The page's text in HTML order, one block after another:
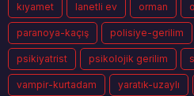
kıyamet lanetli ev orman
paranoya-kaçış polisiye-gerilim
psikiyatrist psikolojik gerilim
vampir-kurtadam yaratık-uzaylı